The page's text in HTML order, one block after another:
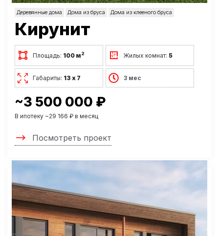
Деревянные дома Дома из бруса Дома из клееного бруса
Кирунит
Площадь: 100 м2 Жилых комнат:5
Габариты: 13 х 7 3 мес
~3 500 000 ₽
В ипотеку ~29 166 ₽ в месяц
Посмотреть проект